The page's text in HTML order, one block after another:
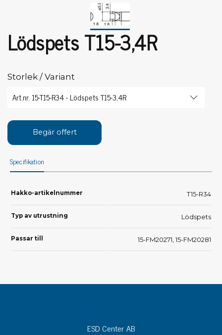
Lödspets T15-3,4R
Storlek / Variant
Begär offert
Specifikation
Hakko-artikelnummer T15-R34
Typ av utrustning Lödspets
Passar till 15-FM20271, 15-FM20281
ESD Center AB